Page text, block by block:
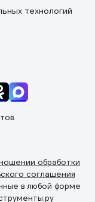
технологий
обработки
соглашения
в любой форме